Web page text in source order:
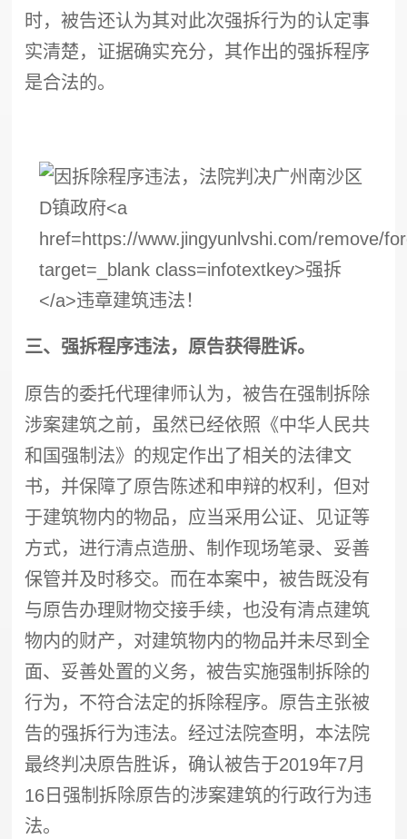
时，被告还认为其对此次强拆行为的认定事
实清楚，证据确实充分，其作出的强拆程序
是合法的。
三、 强拆程序违法，原告获得胜诉。
原告的委托代理律师认为，被告在强制拆除
涉案建筑之前，虽然已经依照《中华人民共
和国强制法》的规定作出了相关的法律文
书，并保障了原告陈述和申辩的权利，但对
于建筑物内的物品，应当采用公证、见证等
方式，进行清点造册、制作现场笔录、妥善
保管并及时移交。而在本案中，被告既没有
与原告办理财物交接手续，也没有清点建筑
物内的财产，对建筑物内的物品并未尽到全
面、妥善处置的义务，被告实施强制拆除的
行为，不符合法定的拆除程序。原告主张被
告的强拆行为违法。经过法院查明，本法院
最终判决原告胜诉，确认被告于2019年7月
16日 强制拆除原告的涉案建筑的行政行为违
法。